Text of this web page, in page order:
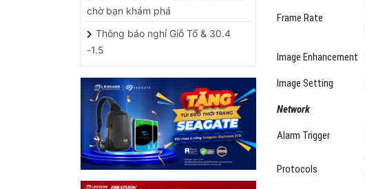
Image Setting
Network
Alarm Trigger
Thông báo nghỉ Giỗ Tổ & 30.4